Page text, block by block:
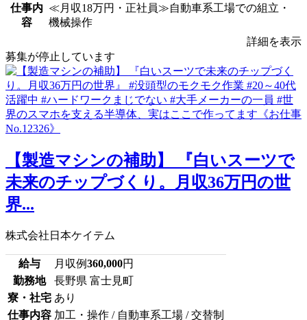
仕事内
容
≪月収18万円・正社員≫自動車系工場での組立・
機械操作
詳細を表示
募集が停止しています
【製造マシンの補助】 『白いスーツで
未来のチップづくり。月収36万円の世
界...
株式会社日本ケイテム
給与 月収例360,000円
勤務地
長野県 富士見町
寮・社宅 あり
仕事内容 加工・操作 / 自動車系工場 / 交替制